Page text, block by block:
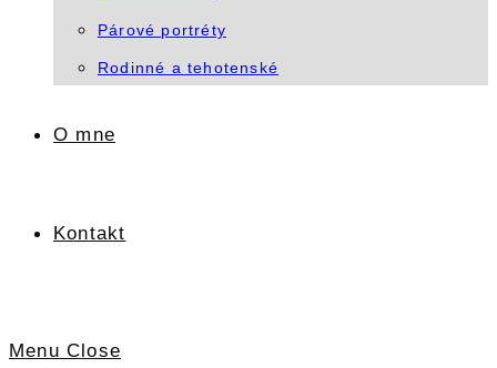
Párové portréty
Rodinné a tehotenské
O mne
Kontakt
Menu Close